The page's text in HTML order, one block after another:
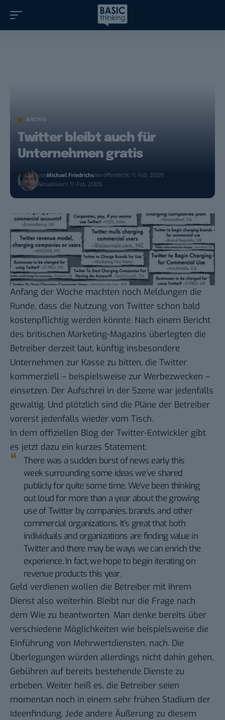
ARCHIV
Twitter bleibt auch für
Unternehmen gratis
vonMichael FriedrichsVeröffentlicht: 11. Feb. 2009
Aktualisiert: 11. Feb. 2009
Anfang der Woche machten noch Meldungen die
Runde, dass die Nutzung von Twitter schon bald
kostenpflichtig werden könnte. Nach einem Bericht
des britischen Marketing-Magazins überlegten die
Betreiber derzeit laut, künftig insbesondere
Unternehmen zur Kasse zu bitten, die Twitter
kommerziell – beispielsweise zur Werbezwecken –
einsetzen. Der Aufschrei in der Szene war jedenfalls
gewaltig. Und plötzlich sind die Pläne der Betreiber
vorerst jedenfalls wieder vom Tisch.
In dem offiziellen Blog der Twitter-Entwickler gibt
es jetzt dazu ein kurzes Statement:
There was a sudden burst of news early this
week surrounding some ideas we’ve shared
publicly for quite some time. We’ve been thinking
out loud for more than a year about the growing
use of Twitter by companies, brands, and other
commercial organizations. It’s great that both
individuals and organizations are finding value in
Twitter and there may be ways we can enrich the
experience. In fact, we hope to begin iterating on
revenue products this year.
Geld verdienen wollen die Betreiber mit ihrem
Dienst also weiterhin. Bleibt nur die Frage nach
dem Wie zu beantworten. Man denke bereits über
verschiedene Möglichkeiten wie beispielsweise die
Einführung von Mehrwertdiensten, nach. Die
Überlegungen würden allerdings nicht dahin gehen,
Gebühren auf bereits bestehende Dienste zu
erbeben. Weiter heiß es, die Betreiber seien
momentan noch in einem sehr frühen Stadium der
Ideenfindung. Jede andere Äußerung zu diesem